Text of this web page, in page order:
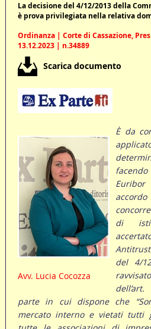
La decisione del 4/12/2013 della
è prova privilegiata nella relativa
Ordinanza | Corte di Cassazione,
13.12.2023 | n.34889
Scarica documento
Avv. Lucia Cocozza
È da
di
del 4/
parte in cui dispone che
mercato interno e vietati tutti